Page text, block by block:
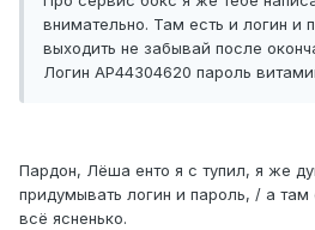
внимательно. Там есть и логин и
выходить не забывай после
Логин AP44304620 пароль
Пардон, Лёша енто я с тупил, я же
придумывать логин и пароль, / а там
всё ясненько.